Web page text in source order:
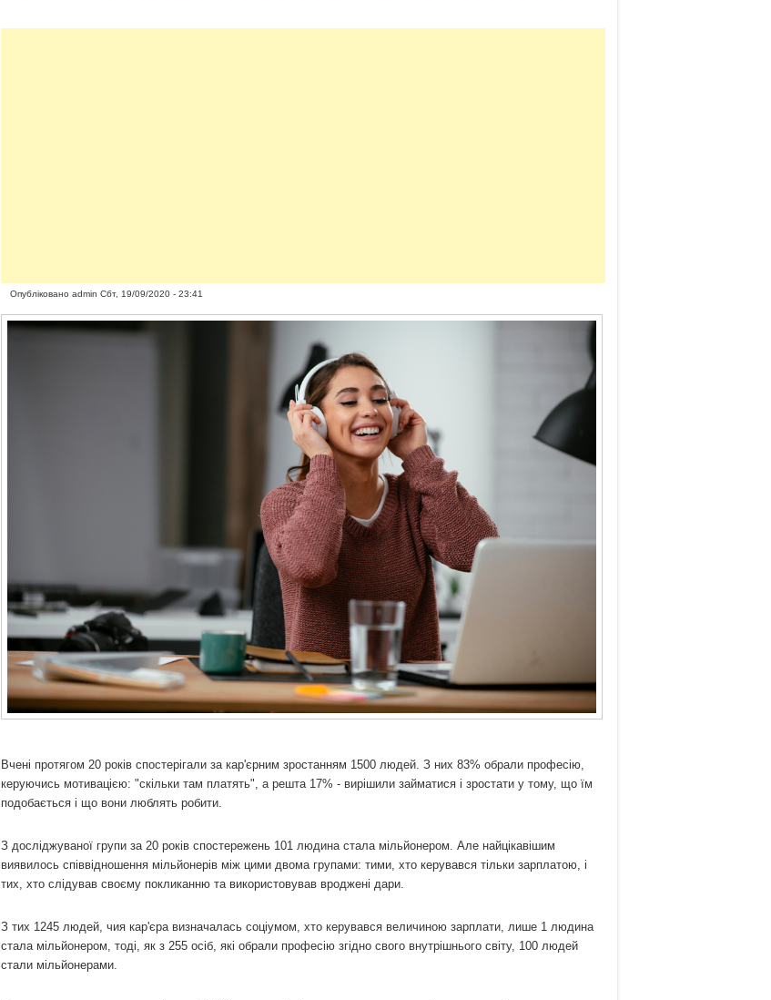
Опублікованоadmin Сбт, 19/09/2020 - 23:41
Вчені протягом 20 років спостерігали за кар'єрним зростанням 1500 людей. З них 83% обрали професію,
керуючись мотивацією: "скільки там платять", а решта 17% - вирішили займатися і зростати у тому, що їм
подобається і що вони люблять робити.
З досліджуваної групи за 20 років спостережень 101 людина стала мільйонером. Але найцікавішим
виявилось співвідношення мільйонерів між цими двома групами: тими, хто керувався тільки зарплатою, і
тих, хто слідував своєму покликанню та використовував вроджені дари.
З тих 1245 людей, чия кар'єра визначалась соціумом, хто керувався величиною зарплати, лише 1 людина
стала мільйонером, тоді, як з 255 осіб, які обрали професію згідно свого внутрішнього світу, 100 людей
стали мільйонерами.